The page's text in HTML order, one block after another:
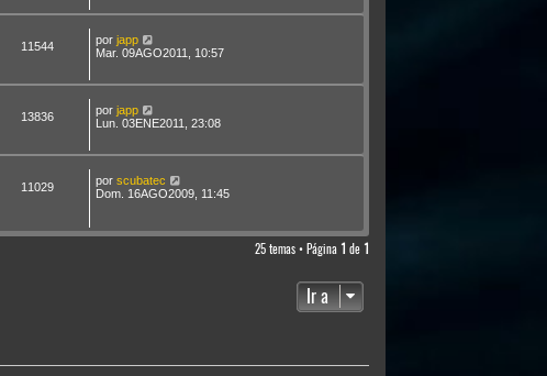
11544 por japp
Mar. 09AGO2011, 10:57
13836 por japp
Lun. 03ENE2011, 23:08
11029 por scubatec
Dom. 16AGO2009, 11:45
25 temas • Página 1 de 1
Ir a